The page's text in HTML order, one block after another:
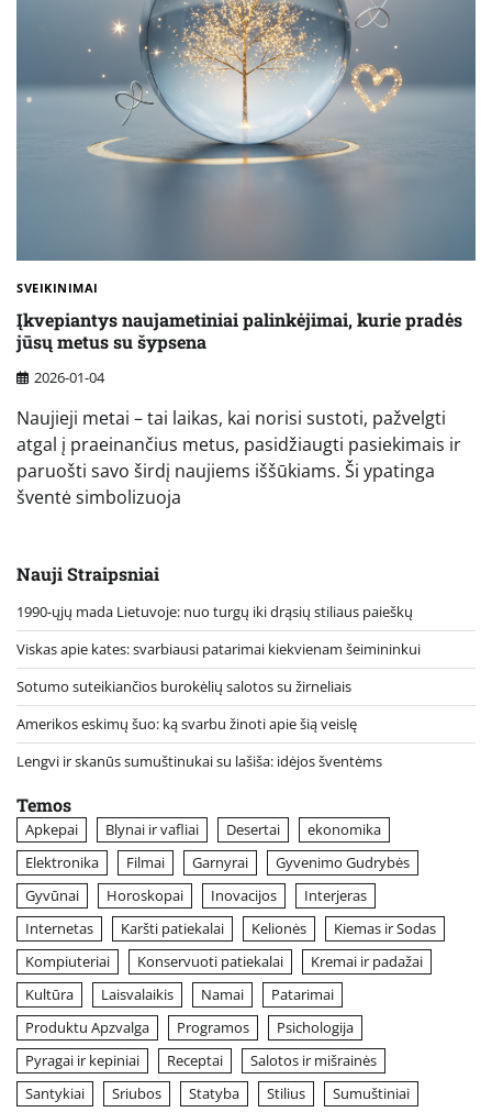
SVEIKINIMAI
Įkvepiantys naujametiniai palinkėjimai, kurie pradės
jūsų metus su šypsena
2026-01-04
Naujieji metai – tai laikas, kai norisi sustoti, pažvelgti
atgal į praeinančius metus, pasidžiaugti pasiekimais ir
paruošti savo širdį naujiems iššūkiams. Ši ypatinga
šventė simbolizuoja
Nauji Straipsniai
1990-ųjų mada Lietuvoje: nuo turgų iki drąsių stiliaus paieškų
Viskas apie kates: svarbiausi patarimai kiekvienam šeimininkui
Sotumo suteikiančios burokėlių salotos su žirneliais
Amerikos eskimų šuo: ką svarbu žinoti apie šią veislę
Lengvi ir skanūs sumuštinukai su lašiša: idėjos šventėms
Temos
Apkepai Blynai ir vafliai Desertai
ekonomika
Elektronika
Filmai Garnyrai
Gyvenimo Gudrybės
Gyvūnai
Horoskopai Inovacijos
Interjeras
Internetas
Karšti patiekalai Kelionės
Kiemas ir Sodas
Kompiuteriai
Konservuoti patiekalai
Kremai ir padažai
Kultūra
Laisvalaikis Namai
Patarimai
Produktu Apzvalga
Programos
Psichologija
Pyragai ir kepiniai
Receptai
Salotos ir mišrainės
Santykiai
Sriubos Statyba Stilius Sumuštiniai